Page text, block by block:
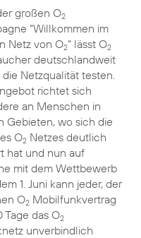
großen O2
“Willkommen im
Netz von O2” lässt O2
deutschlandweit
Netzqualität testen.
richtet sich
an Menschen in
Gebieten, wo sich die
O2Netzes deutlich
hat und nun auf
mit dem Wettbewerb
1. Juni kann jeder, der
O2Mobilfunkvertrag
Tage das O2
unverbindlich